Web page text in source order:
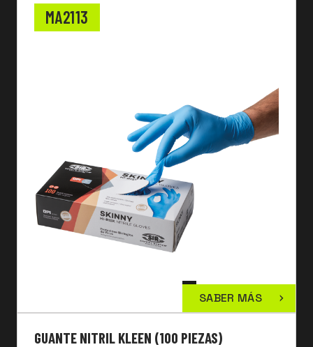
MA2113
SABER MÁS
GUANTE NITRIL KLEEN (100 PIEZAS)